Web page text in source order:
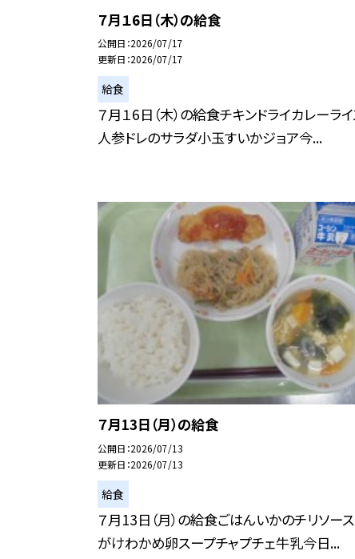
７月１6日（木）の給食
公開日 2026/07/17
更新日 2026/07/17
給食
７月１6日（木）の給食チキンドライカレーラ
人参ドレのサラダ小玉すいかジョア今...
７月13日（月）の給食
公開日 2026/07/13
更新日 2026/07/13
給食
７月13日（月）の給食ごはんいかのチリソース
がけわかめ卵スープチャプチェ牛乳今日...